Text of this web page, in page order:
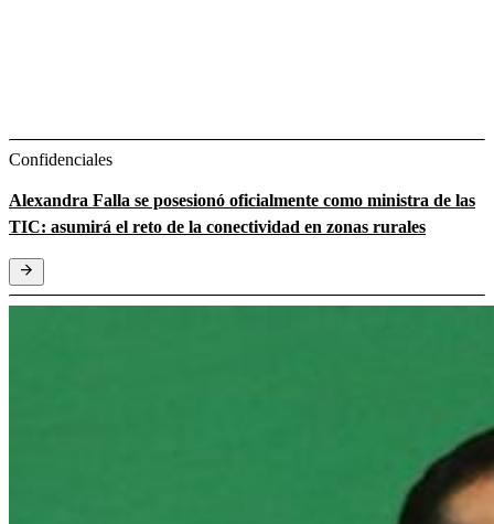
Confidenciales
Alexandra Falla se posesionó oficialmente como ministra de las
TIC: asumirá el reto de la conectividad en zonas rurales